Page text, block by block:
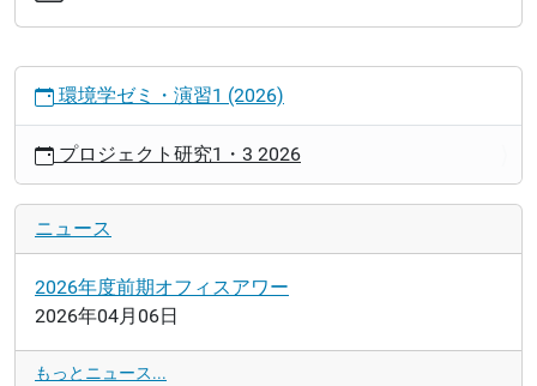
04-
09T14:50:00+09:00
2026-
04-
09T16:30:00+09:00
ン
環境学ゼミ・演習1 (2026)
プロジェクト研究1・3 2026
ニュース
2026年度前期オフィスアワー
2026年04月06日
もっとニュース...